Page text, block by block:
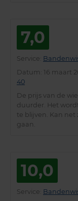
7,0
Service
Datum : 16 maart
40
De prijs van de
duurder. Het
te blijven. Kan net
gaan.
10,0
Service